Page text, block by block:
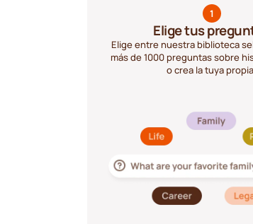
1
Elige tus
Elige entre nuestra biblioteca
más de 1000 preguntas sobre
o crea la tuya